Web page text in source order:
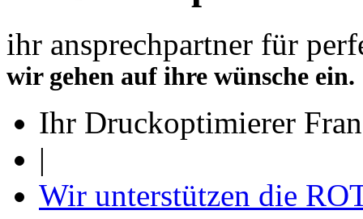
ihr ansprechpartner für
wir gehen auf ihre wünsche ein.
Ihr Druckoptimierer
|
Wir unterstützen die